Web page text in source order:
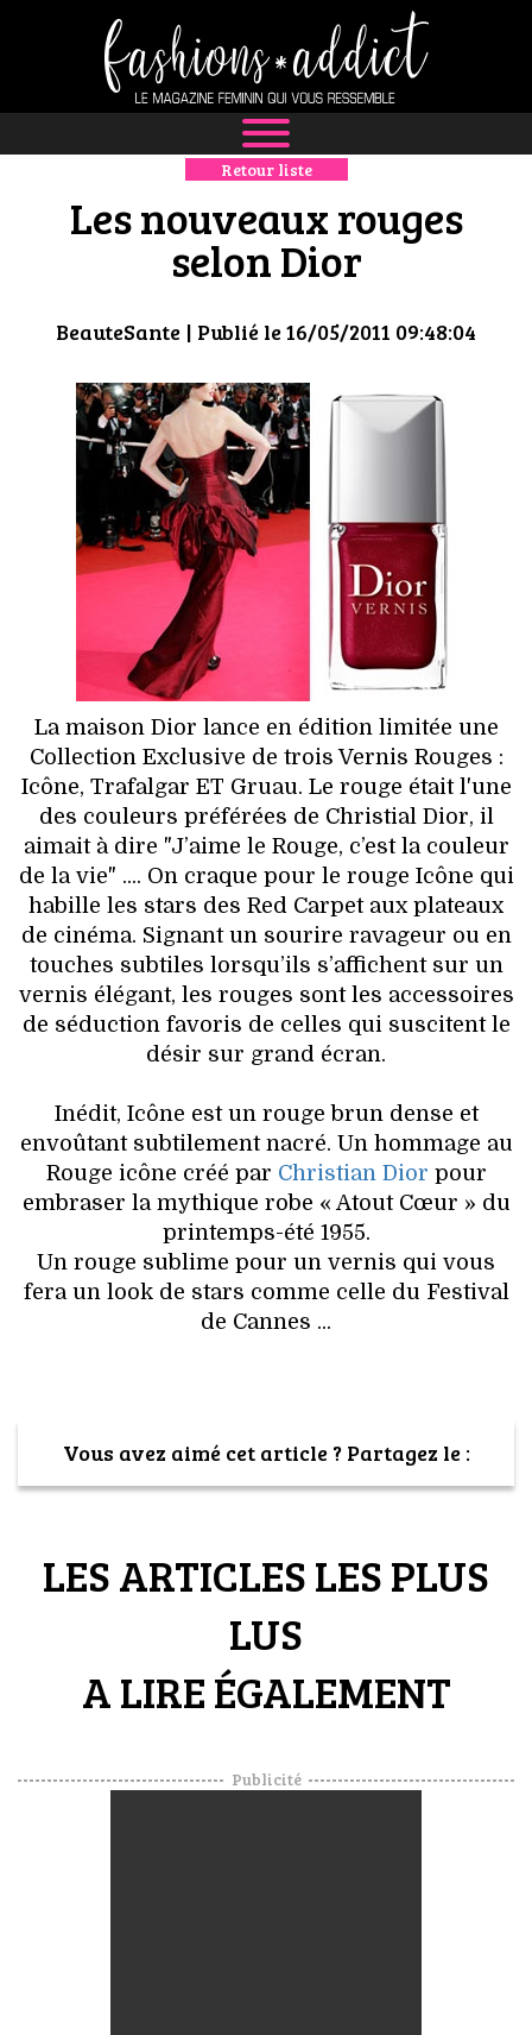
NEWS
MODE
BOUTIQUE
CULTURE
HIGH TECH
MAISON
LIEUX TENDANCES
BEAUTÉ
MODE DE RUE
JEUNES CRÉATEURS
HISTOIRE DES MARQUES
DÉCO
VOYAGES & LOISIRS
Retour liste
Les nouveaux rouges
selon Dior
BeauteSante | Publié le 16/05/2011 09:48:04
La maison Dior lance en édition limitée une
Collection Exclusive de trois Vernis Rouges :
Icône, Trafalgar ET Gruau. Le rouge était l'une
des couleurs préférées de Christial Dior, il
aimait à dire "J’aime le Rouge, c’est la couleur
de la vie" .... On craque pour le rouge Icône qui
habille les stars des Red Carpet aux plateaux
de cinéma. Signant un sourire ravageur ou en
touches subtiles lorsqu’ils s’affichent sur un
vernis élégant, les rouges sont les accessoires
de séduction favoris de celles qui suscitent le
désir sur grand écran.
Inédit, Icône est un rouge brun dense et
envoûtant subtilement nacré. Un hommage au
Rouge icône créé par Christian Dior pour
embraser la mythique robe « Atout Cœur » du
printemps-été 1955.
Un rouge sublime pour un vernis qui vous
fera un look de stars comme celle du Festival
de Cannes ...
Vous avez aimé cet article ? Partagez le :
LES ARTICLES LES PLUS
LUS
A LIRE ÉGALEMENT
Publicité